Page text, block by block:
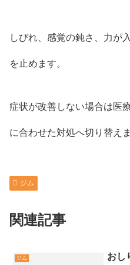
しびれ、感覚の鈍さ、力が
を止めます。
症状が改善しない場合は医
に合わせた対処へ切り替えま
ジム
関連記事
ジム おし